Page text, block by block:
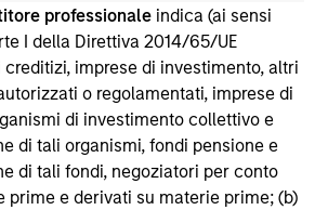
professionale indica (ai sensi
I della Direttiva 2014/65/UE
creditizi, imprese di investimento, altri
o regolamentati, imprese di
di investimento collettivo e
di tali organismi, fondi pensione e
di tali fondi, negoziatori per conto
prime e derivati su materie prime; (b)
to buy any securities in any
such offer or solicitation,
be unlawful under the
or other laws of such jurisdiction.
risks, including a loss of principal.
strategy detail page for important
strategy, including additional risk